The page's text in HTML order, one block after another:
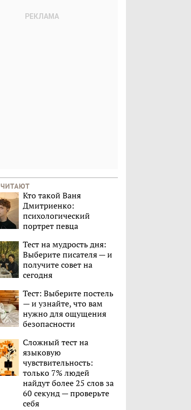
Кто такой Ваня
Дмитриенко:
психологический
портрет певца
Тест на мудрость дня:
Выберите писателя — и
получите совет на
сегодня
Тест: Выберите постель
— и узнайте, что вам
нужно для ощущения
безопасности
Сложный тест на
языковую
чувствительность:
только 7% людей
найдут более 25 слов за
60 секунд — проверьте
себя